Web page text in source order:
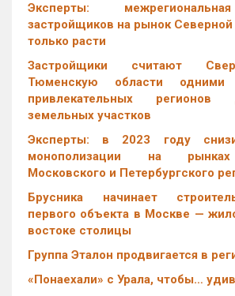
Эксперты:
застройщиков на рынок
только расти
Застройщики считают
Тюменскую области одними
привлекательных
земельных участков
Эксперты: в 2023 году
монополизации на рынках
Московского и Петербургского
Брусника начинает
первого объекта в Москве —
востоке столицы
Группа Эталон продвигается в
«Понаехали» с Урала, чтобы…